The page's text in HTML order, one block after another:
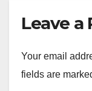
Leave a
Your email
fields are